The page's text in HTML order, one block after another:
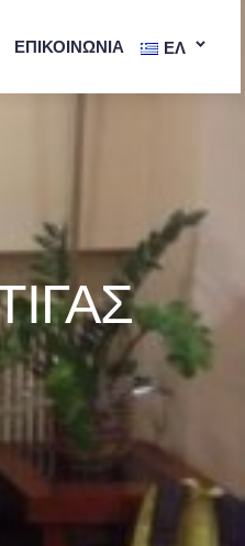
ΕΠΙΚΟΙΝΩΝΙΑ ΕΛ